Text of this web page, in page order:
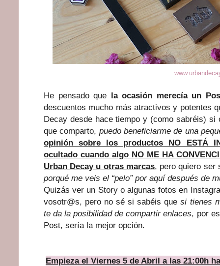
He pensado que la ocasión merecía un
descuentos mucho más atractivos y potentes
Decay desde hace tiempo y (como sabréis)
que comparto, puedo beneficiarme de una
opinión sobre los productos NO ESTÁ
ocultado cuando algo NO ME HA
Urban Decay u otras marcas, pero quiero ser
porqué me veis el “pelo” por aquí después de
Quizás ver un Story o algunas fotos en
vosotr@s, pero no sé si sabéis quesi tienes
te da la posibilidad de compartir enlaces, por
Post, sería la mejor opción.
Empieza el Viernes 5 de Abril a las 21:00h